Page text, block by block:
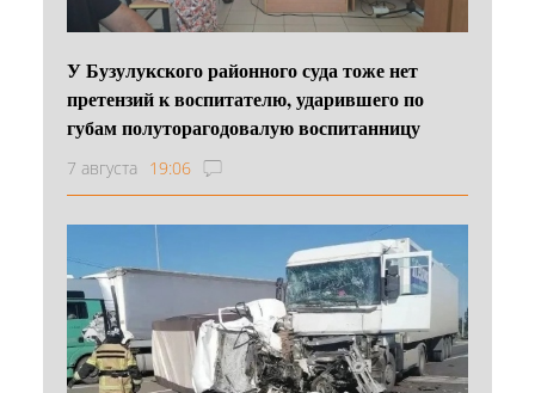
У Бузулукского районного суда тоже нет
претензий к воспитателю, ударившего по
губам полуторагодовалую воспитанницу
7 августа 19:06